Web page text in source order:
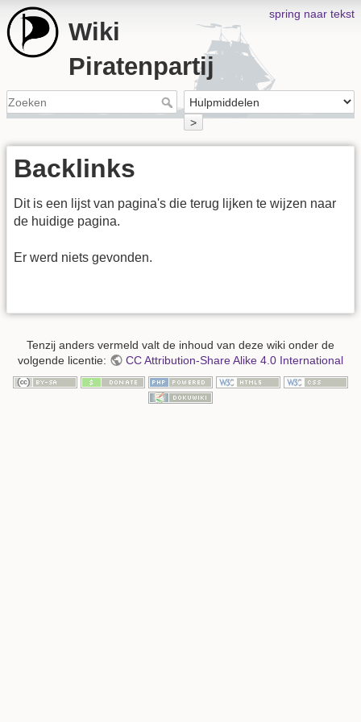
spring naar tekst
Wiki
Piratenpartij
>
Backlinks
Dit is een lijst van pagina's die terug lijken te wijzen naar
de huidige pagina.
Er werd niets gevonden.
Tenzij anders vermeld valt de inhoud van deze wiki onder de
volgende licentie:
CC Attribution-Share Alike 4.0 International